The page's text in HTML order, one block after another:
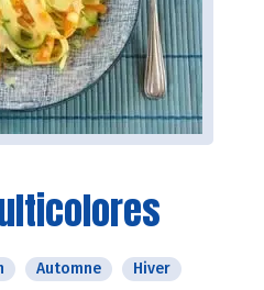
Automne
Hiver